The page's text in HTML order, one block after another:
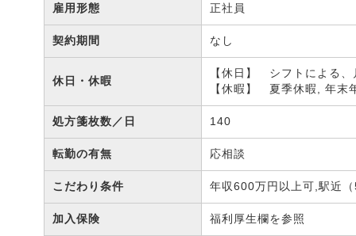
雇用形態 正社員
契約期間 なし
休日・休暇
【休日】 シフトによる、
【休暇】 夏季休暇, 年末
処方箋枚数／日 140
転勤の有無 応相談
こだわり条件 年収600万円以上可,駅近
加入保険 福利厚生欄を参照